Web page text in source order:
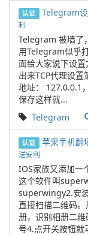
认证 Telegram
利
Telegram 被墙了
用Telegram似乎
面给大家说下设
出来TCP代理设置
地址： 127.0.0.1
保存这样就...
Telegram
认证 苹果手机翻
送安利
IOS家族又添加一
这个软件叫
superwingy2.安
直接扫描二维码
册，识别相册二
号4.点开关按钮就